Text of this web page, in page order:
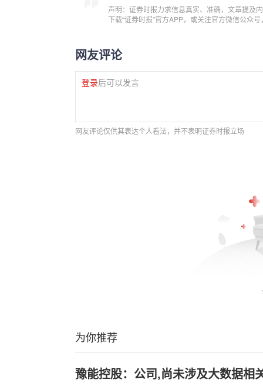
声明：证券时报力求信息真实、准确，文章提及
下载“证券时报”官方APP，或关注官方微信公众
网友评论
登录后可以发言
网友评论仅供其表达个人看法，并不表明证券时报立场
为你推荐
豫能控股：公司,尚未涉及大数据相